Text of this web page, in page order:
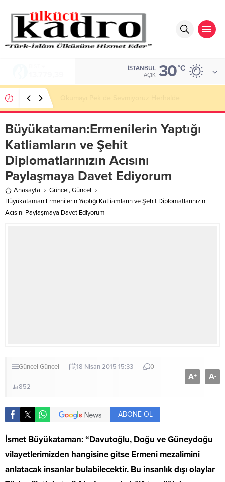
İSTANBUL
AÇIK 30°C
Büyükataman:Ermenilerin Yaptığı
Katliamların ve Şehit
Diplomatlarınızın Acısını
Paylaşmaya Davet Ediyorum
Anasayfa Güncel,Güncel
Büyükataman:Ermenilerin Yaptığı Katliamların ve Şehit Diplomatlarınızın
Acısını Paylaşmaya Davet Ediyorum
Güncel Güncel 18 Nisan 2015 15:33 0
852
A+ A-
ABONE OL
İsmet Büyükataman: “Davutoğlu, Doğu ve Güneydoğu
vilayetlerimizden hangisine gitse Ermeni mezalimini
anlatacak insanlar bulabilecektir. Bu insanlık dışı olaylar